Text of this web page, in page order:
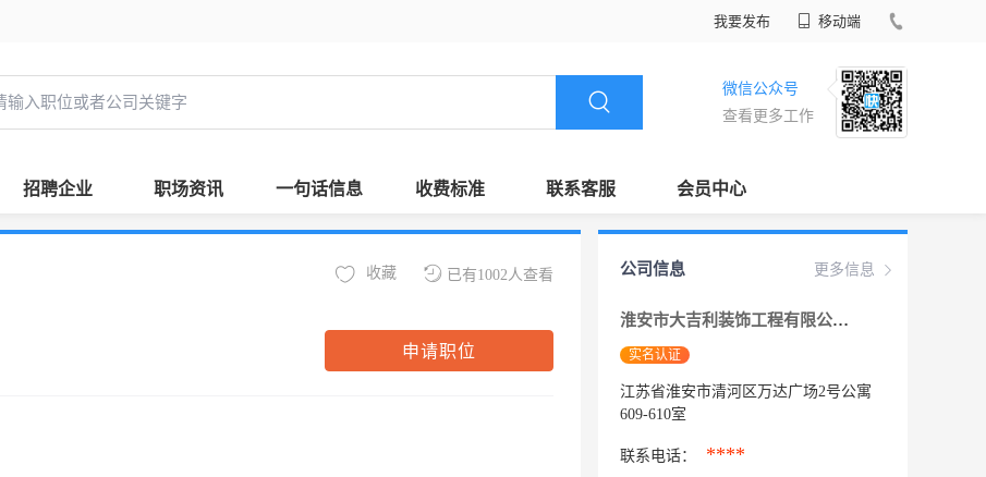
我要发布 移动端
微信公众号
查看更多工作
招聘企业 职场资讯 一句话信息 收费标准 联系客服 会员中心
已有1002人查看
收藏
申请职位
更多信息
公司信息
淮安市大吉利装饰工程有限公司
实名认证
江苏省淮安市清河区万达广场2号公寓
609-610室
联系电话： ****